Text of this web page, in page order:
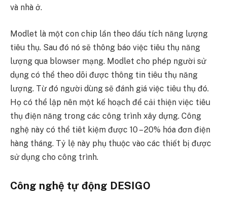
và nhà ở.
Modlet là một con chip lần theo dấu tích năng lượng
tiêu thụ. Sau đó nó sẽ thông báo việc tiêu thụ năng
lượng qua blowser mạng. Modlet cho phép người sử
dụng có thể theo dõi được thông tin tiêu thụ năng
lượng. Từ đó người dùng sẽ đánh giá việc tiêu thụ đó.
Họ có thể lập nên một kế hoạch để cải thiện việc tiêu
thụ điện năng trong các công trình xây dựng. Công
nghệ này có thể tiêt kiệm được 10 – 20% hóa đơn điện
hàng tháng. Tỷ lệ này phụ thuộc vào các thiết bị được
sử dụng cho công trình.
Công nghệ tự động DESIGO